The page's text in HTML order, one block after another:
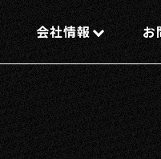
会社情報 お